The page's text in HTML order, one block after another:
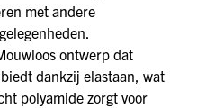
met andere
ontwerp dat
dankzij elastaan, wat
polyamide zorgt voor